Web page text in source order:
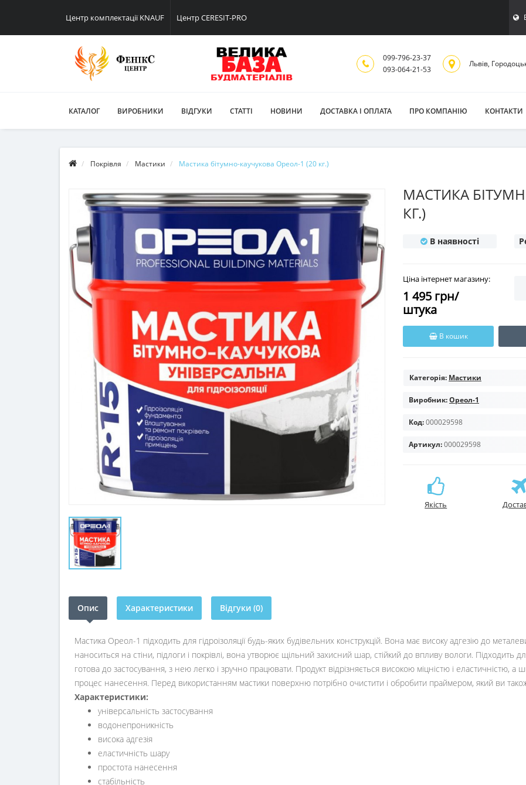
Центр комплектації KNAUF Центр CERESIT-PRO
099-796-23-37
093-064-21-53
Львiв,
КАТАЛОГ ВИРОБНИКИ ВІДГУКИ СТАТТІ НОВИНИ ДОСТАВКА І ОПЛАТА ПРО КОМПАНІЮ КОНТАКТИ
Покрівля Мастики Мастика бітумно-каучукова Ореол-1 (20 кг.)
МАСТИКА
КГ.)
В наявності
Ціна інтернет магазину:
1 495 грн/
штука
В кошик
Категорія: Мастики
Виробник:Ореол-1
Код:000029598
Артикул:000029598
Якість
Опис Характеристики Відгуки (0)
Мастика Ореол-1 підходить для гідроізоляції будь-яких будівельних конструкцій. Вона має високу адгезію до
наноситься на стіни, підлоги і покрівлі, вона утворює щільний захисний шар, стійкий до впливу вологи. Підходить
готова до застосування, з нею легко і зручно працювати. Продукт відрізняється високою міцністю і еластичністю,
процес нанесення. Перед використанням мастики поверхню потрібно очистити і обробити праймером, який ви
Характеристики:
універсальність застосування
водонепроникність
висока адгезія
еластичність шару
простота нанесення
стабільність